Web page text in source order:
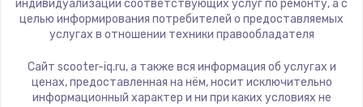
индивидуализации соответствующих услуг по ремонту, а с
целью информирования потребителей о предоставляемых
услугах в отношении техники правообладателя
Сайт scooter-iq.ru, а также вся информация об услугах и
ценах, предоставленная на нём, носит исключительно
информационный характер и ни при каких условиях не